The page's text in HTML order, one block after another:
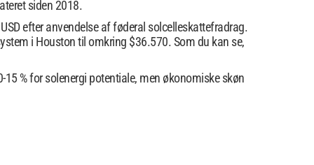
siden 2018.
efter anvendelse af føderal solcelleskattefradrag.
i Houston til omkring $36.570. Som du kan se,
% for solenergi potentiale, men økonomiske skøn